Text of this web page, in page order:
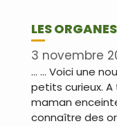
LES
3 novembre
… … Voici une
petits curieux. A
maman
connaître des